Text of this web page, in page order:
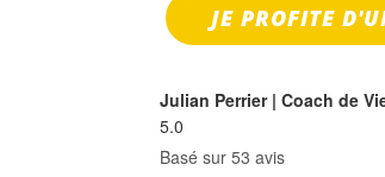
JE PROFITE
Julian Perrier | Coach de
5.0
Basé sur 53 avis